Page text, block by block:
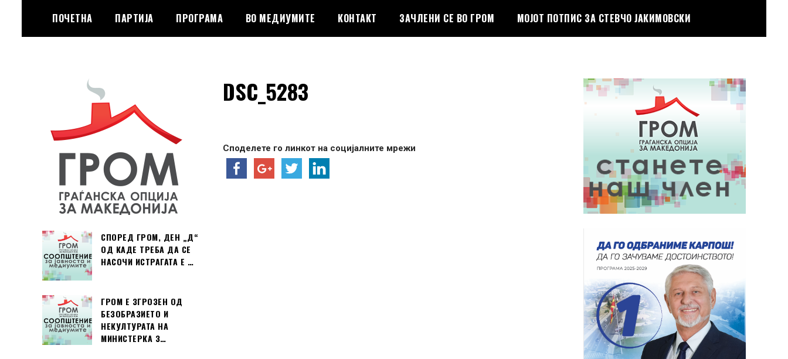
content
ПОЧЕТНА ПАРТИЈА ПРОГРАМА ВО МЕДИУМИТЕ КОНТАКТ ЗАЧЛЕНИ СЕ ВО ГРОМ МОЈОТ ПОТПИС ЗА СТЕВЧО ЈАКИМОВСКИ
Граѓанска Опција
за Македонија
DSC_5283
Споделете го линкот на социјалните мрежи
СПОРЕД ГРОМ, ДЕН „Д“
ОД КАДЕ ТРЕБА ДА СЕ
НАСОЧИ ИСТРАГАТА Е …
ГРОМ Е ЗГРОЗЕН ОД
БЕЗОБРАЗИЕТО И
НЕКУЛТУРАТА НА
МИНИСТЕРКА З…